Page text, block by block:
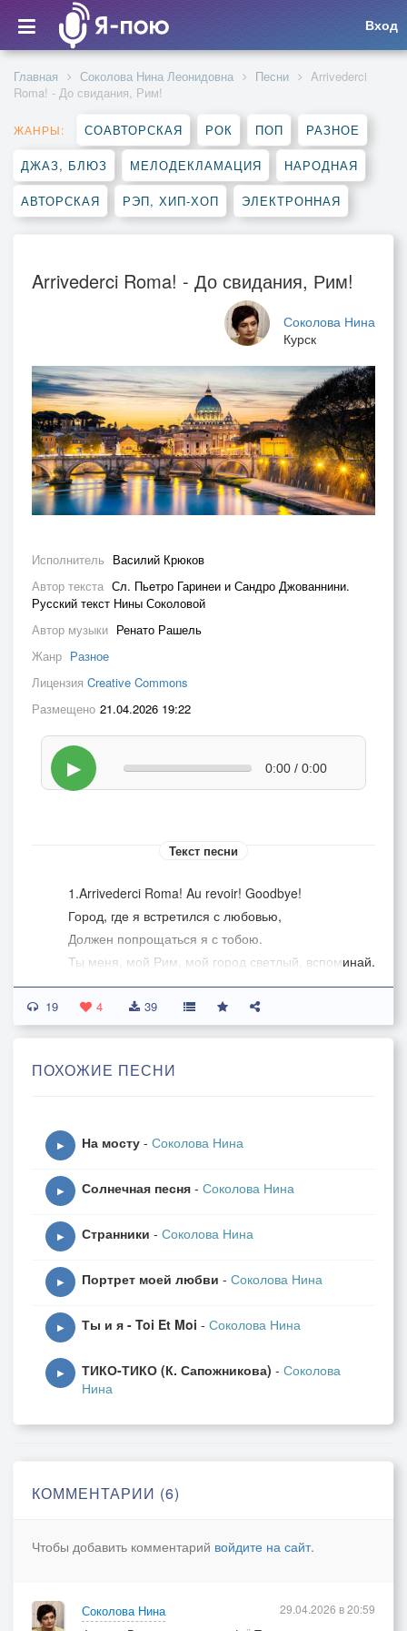
Вход
Главная Соколова Нина Леонидовна Песни
Arrivederci
Roma! - До свидания, Рим!
ЖАНРЫ: СОАВТОРСКАЯ РОК ПОП РАЗНОЕ
ДЖАЗ, БЛЮЗ МЕЛОДЕКЛАМАЦИЯ НАРОДНАЯ
АВТОРСКАЯ РЭП, ХИП-ХОП ЭЛЕКТРОННАЯ
Arrivederci Roma! - До свидания, Рим!
Соколова Нина
Курск
Исполнитель Василий Крюков
Автор текста Сл. Пьетро Гаринеи и Сандро Джованнини.
Русский текст Нины Соколовой
Автор музыки Ренато Рашель
Жанр Разное
Лицензия Creative Commons
Размещено 21.04.2026 19:22
▶ 0:00 / 0:00
Текст песни
1.Arrivederci Roma! Au revoir! Goodbye!
Город, где я встретился с любовью,
Должен попрощаться я с тобою.
Ты меня, мой Рим, мой город светлый, вспоминай.
2.Arrivederci Roma! Ауф видэрзэен! Адью!
Но вернусь к тебе я очень скоро.
Верю - здесь меня дождётся та, кого люблю.
19 4 39
ПОХОЖИЕ ПЕСНИ
▶ На мосту - Соколова Нина
▶ Солнечная песня - Соколова Нина
▶ Странники - Соколова Нина
▶ Портрет моей любви - Соколова Нина
▶ Ты и я - Toi Et Moi - Соколова Нина
▶ ТИКО-ТИКО (К. Сапожникова) - Соколова
Нина
КОММЕНТАРИИ (6)
Чтобы добавить комментарий войдите на сайт.
Соколова Нина
29.04.2026 в 20:59